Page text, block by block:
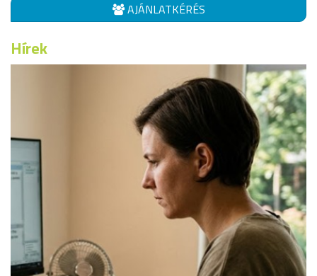
AJÁNLATKÉRÉS
Hírek